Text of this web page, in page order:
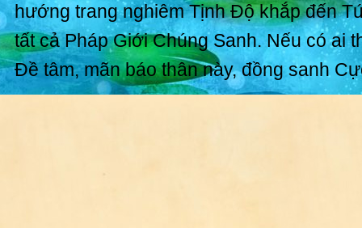
hướng trang nghiêm Tịnh Độ khắp đến
tất cả Pháp Giới Chúng Sanh. Nếu có ai
Đề tâm, mãn báo thân này, đồng sanh